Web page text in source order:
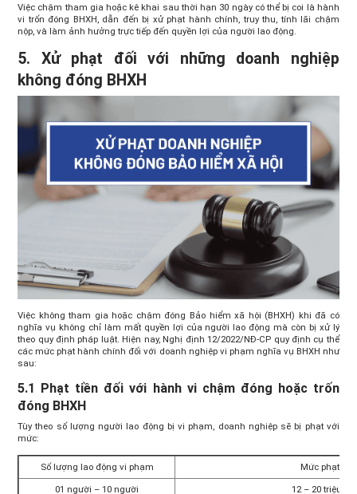
Việc chậm tham gia hoặc kê khai sau thời hạn 30 ngày có thể bị coi là hành
vi trốn đóng BHXH, dẫn đến bị xử phạt hành chính, truy thu, tính lãi chậm
nộp, và làm ảnh hưởng trực tiếp đến quyền lợi của người lao động.
5. Xử phạt đối với những doanh nghiệp
không đóng BHXH
Việc không tham gia hoặc chậm đóng Bảo hiểm xã hội (BHXH) khi đã có
nghĩa vụ không chỉ làm mất quyền lợi của người lao động mà còn bị xử lý
theo quy định pháp luật. Hiện nay, Nghị định 12/2022/NĐ-CP quy định cụ thể
các mức phạt hành chính đối với doanh nghiệp vi phạm nghĩa vụ BHXH như
sau:
5.1 Phạt tiền đối với hành vi chậm đóng hoặc trốn
đóng BHXH
Tùy theo số lượng người lao động bị vi phạm, doanh nghiệp sẽ bị phạt với
mức:
Số lượng lao động vi phạm
Mức phạt tiền
01 người – 10 người
12 – 20 triệu